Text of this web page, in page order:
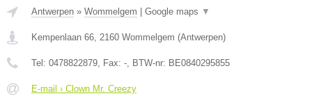
Antwerpen » Wommelgem Google maps ▼
Kempenlaan 66, 2160 Wommelgem (Antwerpen)
Tel: 0478822879, Fax: -, BTW-nr: BE0840295855
E-mail › Clown Mr. Creezy